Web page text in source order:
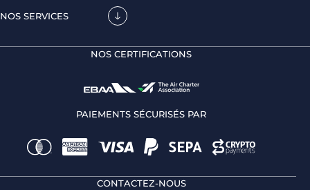
NOS SERVICES
NOS CERTIFICATIONS
PAIEMENTS SÉCURISÉS PAR
CONTACTEZ-NOUS